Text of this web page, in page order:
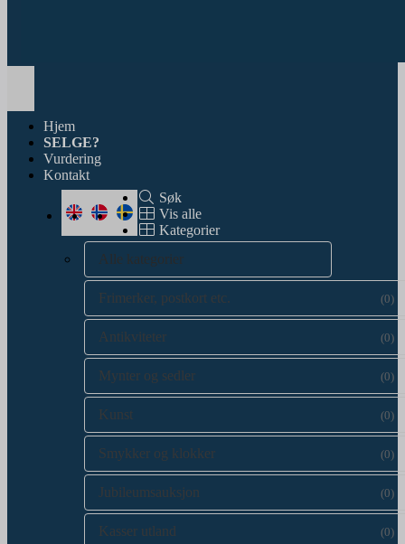
navigation
Hjem
SELGE?
Vurdering
Kontakt
Søk
Vis alle
Kategorier
Alle kategorier
Frimerker, postkort etc. (0)
Antikviteter (0)
Mynter og sedler (0)
Kunst (0)
Smykker og klokker (0)
Jubileumsauksjon (0)
Kasser utland (0)